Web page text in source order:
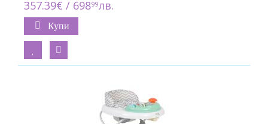
357.39€ / 69899лв.
Купи